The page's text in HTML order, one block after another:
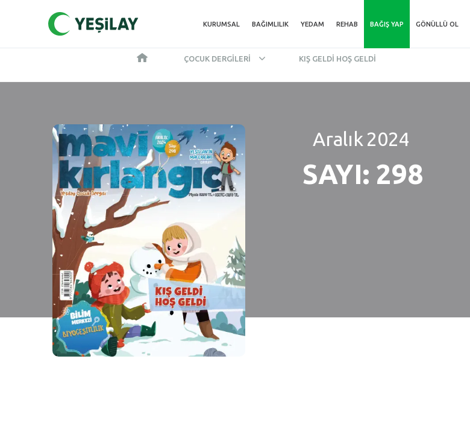
KURUMSAL BAĞIMLILIK YEDAM REHAB BAĞIŞ YAP GÖNÜLLÜ OL
ÇOCUK DERGILERI KIŞ GELDI HOŞ GELDI
Aralık 2024
SAYI: 298